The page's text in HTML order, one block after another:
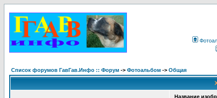
Список форумов ГавГав.Инфо :: Форум -> Фотоальбом -> Общая
Название